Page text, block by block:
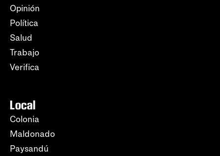
Opinión
Política
Salud
Trabajo
Verifica
Local
Colonia
Maldonado
Paysandú